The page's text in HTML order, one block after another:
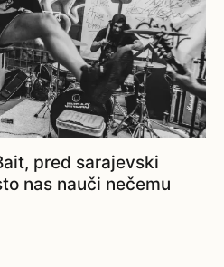
pred sarajevski
nas nauči nečemu